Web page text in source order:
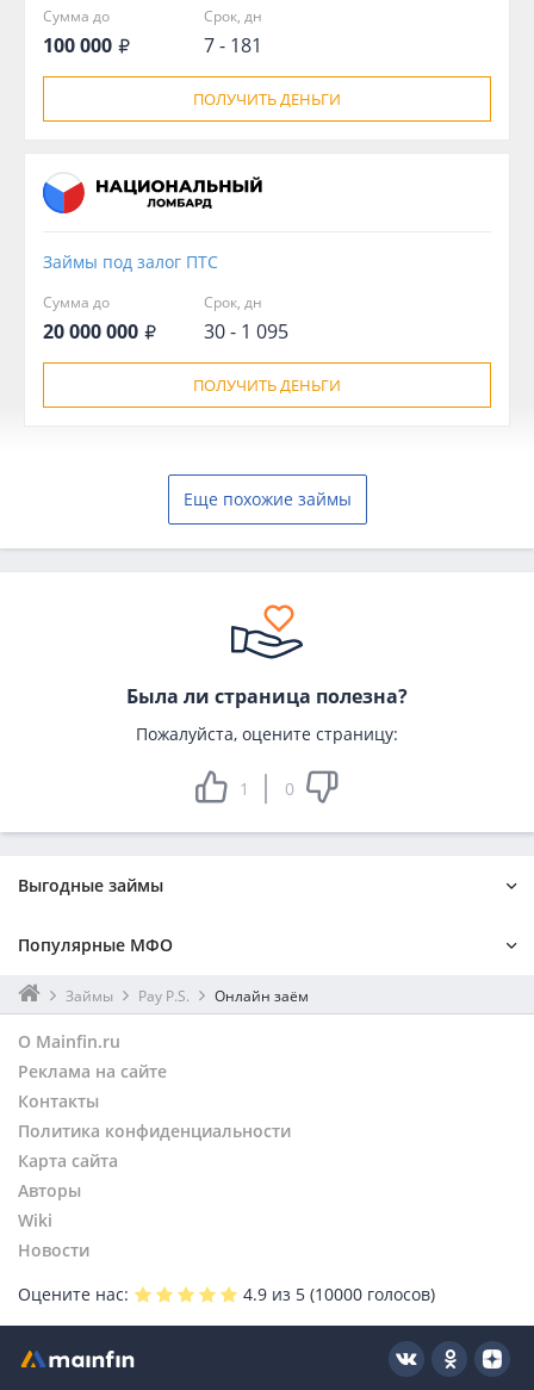
Сумма до
100 000
Срок, дн
7 - 181
ПОЛУЧИТЬ ДЕНЬГИ
Займы под залог ПТС
Сумма до
20 000 000
Срок, дн
30 - 1 095
ПОЛУЧИТЬ ДЕНЬГИ
Еще похожие займы
Была ли страница полезна?
Пожалуйста, оцените страницу:
1 0
Выгодные займы
Мгновенный
На Киви
Наличными
На карту
Без процентов
Без поручителей
Без отказа
По паспорту
Популярные МФО
Лайм-займ
Турбозайм
Онзаем
Займер
Веб-займ
До зарплаты
Kviku
Монеткин
Займы Pay P.S. Онлайн заём
О Mainfin.ru
Реклама на сайте
Контакты
Политика конфиденциальности
Карта сайта
Авторы
Wiki
Новости
Оцените нас:
4.9 из 5 (10000 голосов)